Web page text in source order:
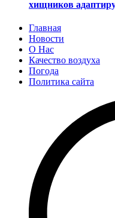
хищников
Главная
Новости
О Нас
Качество воздуха
Погода
Политика сайта